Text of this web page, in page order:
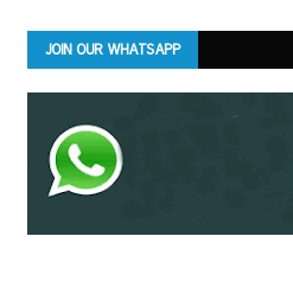
JOIN OUR WHATSAPP